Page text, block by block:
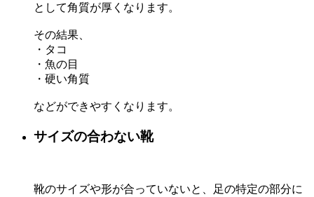
として角質が厚くなります。
その結果、
・タコ
・魚の目
・硬い角質
などができやすくなります。
サイズの合わない靴
靴のサイズや形が合っていないと、足の特定の部分に